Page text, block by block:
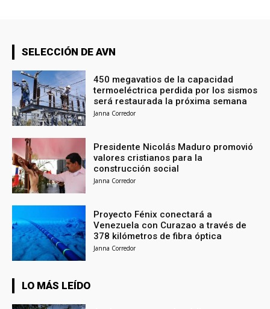
SELECCIÓN DE AVN
450 megavatios de la capacidad
termoeléctrica perdida por los sismos
será restaurada la próxima semana
Janna Corredor
Presidente Nicolás Maduro promovió
valores cristianos para la
construcción social
Janna Corredor
Proyecto Fénix conectará a
Venezuela con Curazao a través de
378 kilómetros de fibra óptica
Janna Corredor
LO MÁS LEÍDO